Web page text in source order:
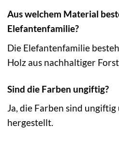
Aus welchem Material
Elefantenfamilie?
Die Elefantenfamilie
Holz aus nachhaltiger
Sind die Farben ungiftig?
Ja, die Farben sind
hergestellt.